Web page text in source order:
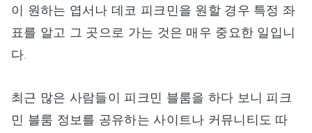
이 원하는 엽서나 데코 피크민을 원할 경우 특정 좌
표를 알고 그 곳으로 가는 것은 매우 중요한 일입니
다.
최근 많은 사람들이 피크민 블룸을 하다 보니 피크
민 블룸 정보를 공유하는 사이트나 커뮤니티도 따